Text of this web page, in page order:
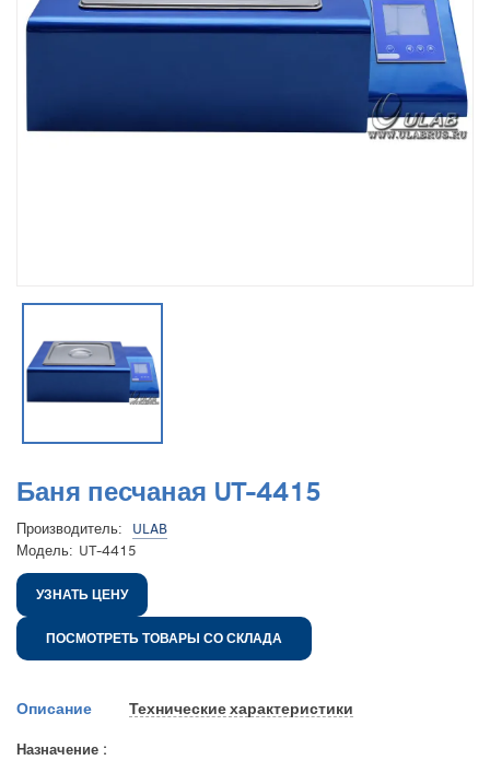
Баня песчаная UT-4415
Производитель:
ULAB
Модель: UT-4415
УЗНАТЬ ЦЕНУ
ПОСМОТРЕТЬ ТОВАРЫ СО СКЛАДА
Описание Технические характеристики
Назначение :